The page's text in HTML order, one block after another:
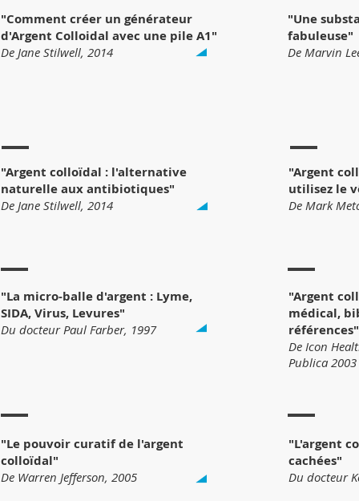
"Comment créer un générateur
d'Argent Colloidal avec une pile A1"
De Jane Stilwell, 2014
"Argent colloïdal : l'alternative
naturelle aux antibiotiques"
De Jane Stilwell, 2014
"La micro-balle d'argent : Lyme,
SIDA, Virus, Levures"
Du docteur Paul Farber, 1997
"Le pouvoir curatif de l'argent
colloïdal"
De Warren Jefferson, 2005
"Une
fabuleuse"
De Marvin
"Argent
utilisez le
De Mark
"Argent
médical,
références"
De Icon
Publica 2003
"L'argent
cachées"
Du docteur